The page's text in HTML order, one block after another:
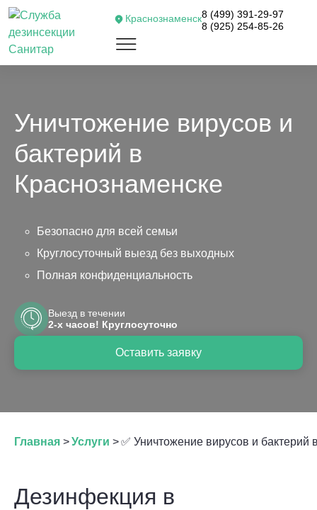
Краснознаменск8 (499) 391-29-97
8 (925) 254-85-26
Уничтожение вирусов и
бактерий в
Краснознаменске
Безопасно для всей семьи
Круглосуточный выезд без выходных
Полная конфиденциальность
Оставить заявку
Выезд в течении
2-х часов! Круглосуточно
Главная >Услуги >✅ Уничтожение вирусов и бактерий
Дезинфекция в